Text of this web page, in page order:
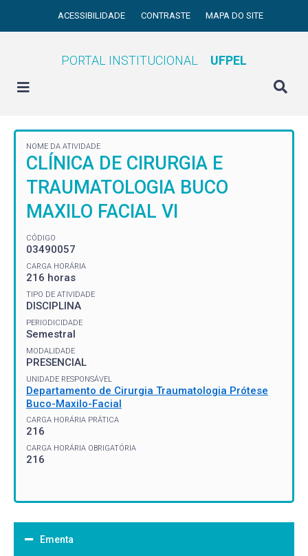
ACESSIBILIDADE CONTRASTE MAPA DO SITE
PORTAL INSTITUCIONAL UFPEL
NOME DA ATIVIDADE
CLÍNICA DE CIRURGIA E
TRAUMATOLOGIA BUCO
MAXILO FACIAL VI
CÓDIGO
03490057
CARGA HORÁRIA
216 horas
TIPO DE ATIVIDADE
DISCIPLINA
PERIODICIDADE
Semestral
MODALIDADE
PRESENCIAL
UNIDADE RESPONSÁVEL
Departamento de Cirurgia Traumatologia Prótese
Buco-Maxilo-Facial
CARGA HORÁRIA PRÁTICA
216
CARGA HORÁRIA OBRIGATÓRIA
216
Ementa